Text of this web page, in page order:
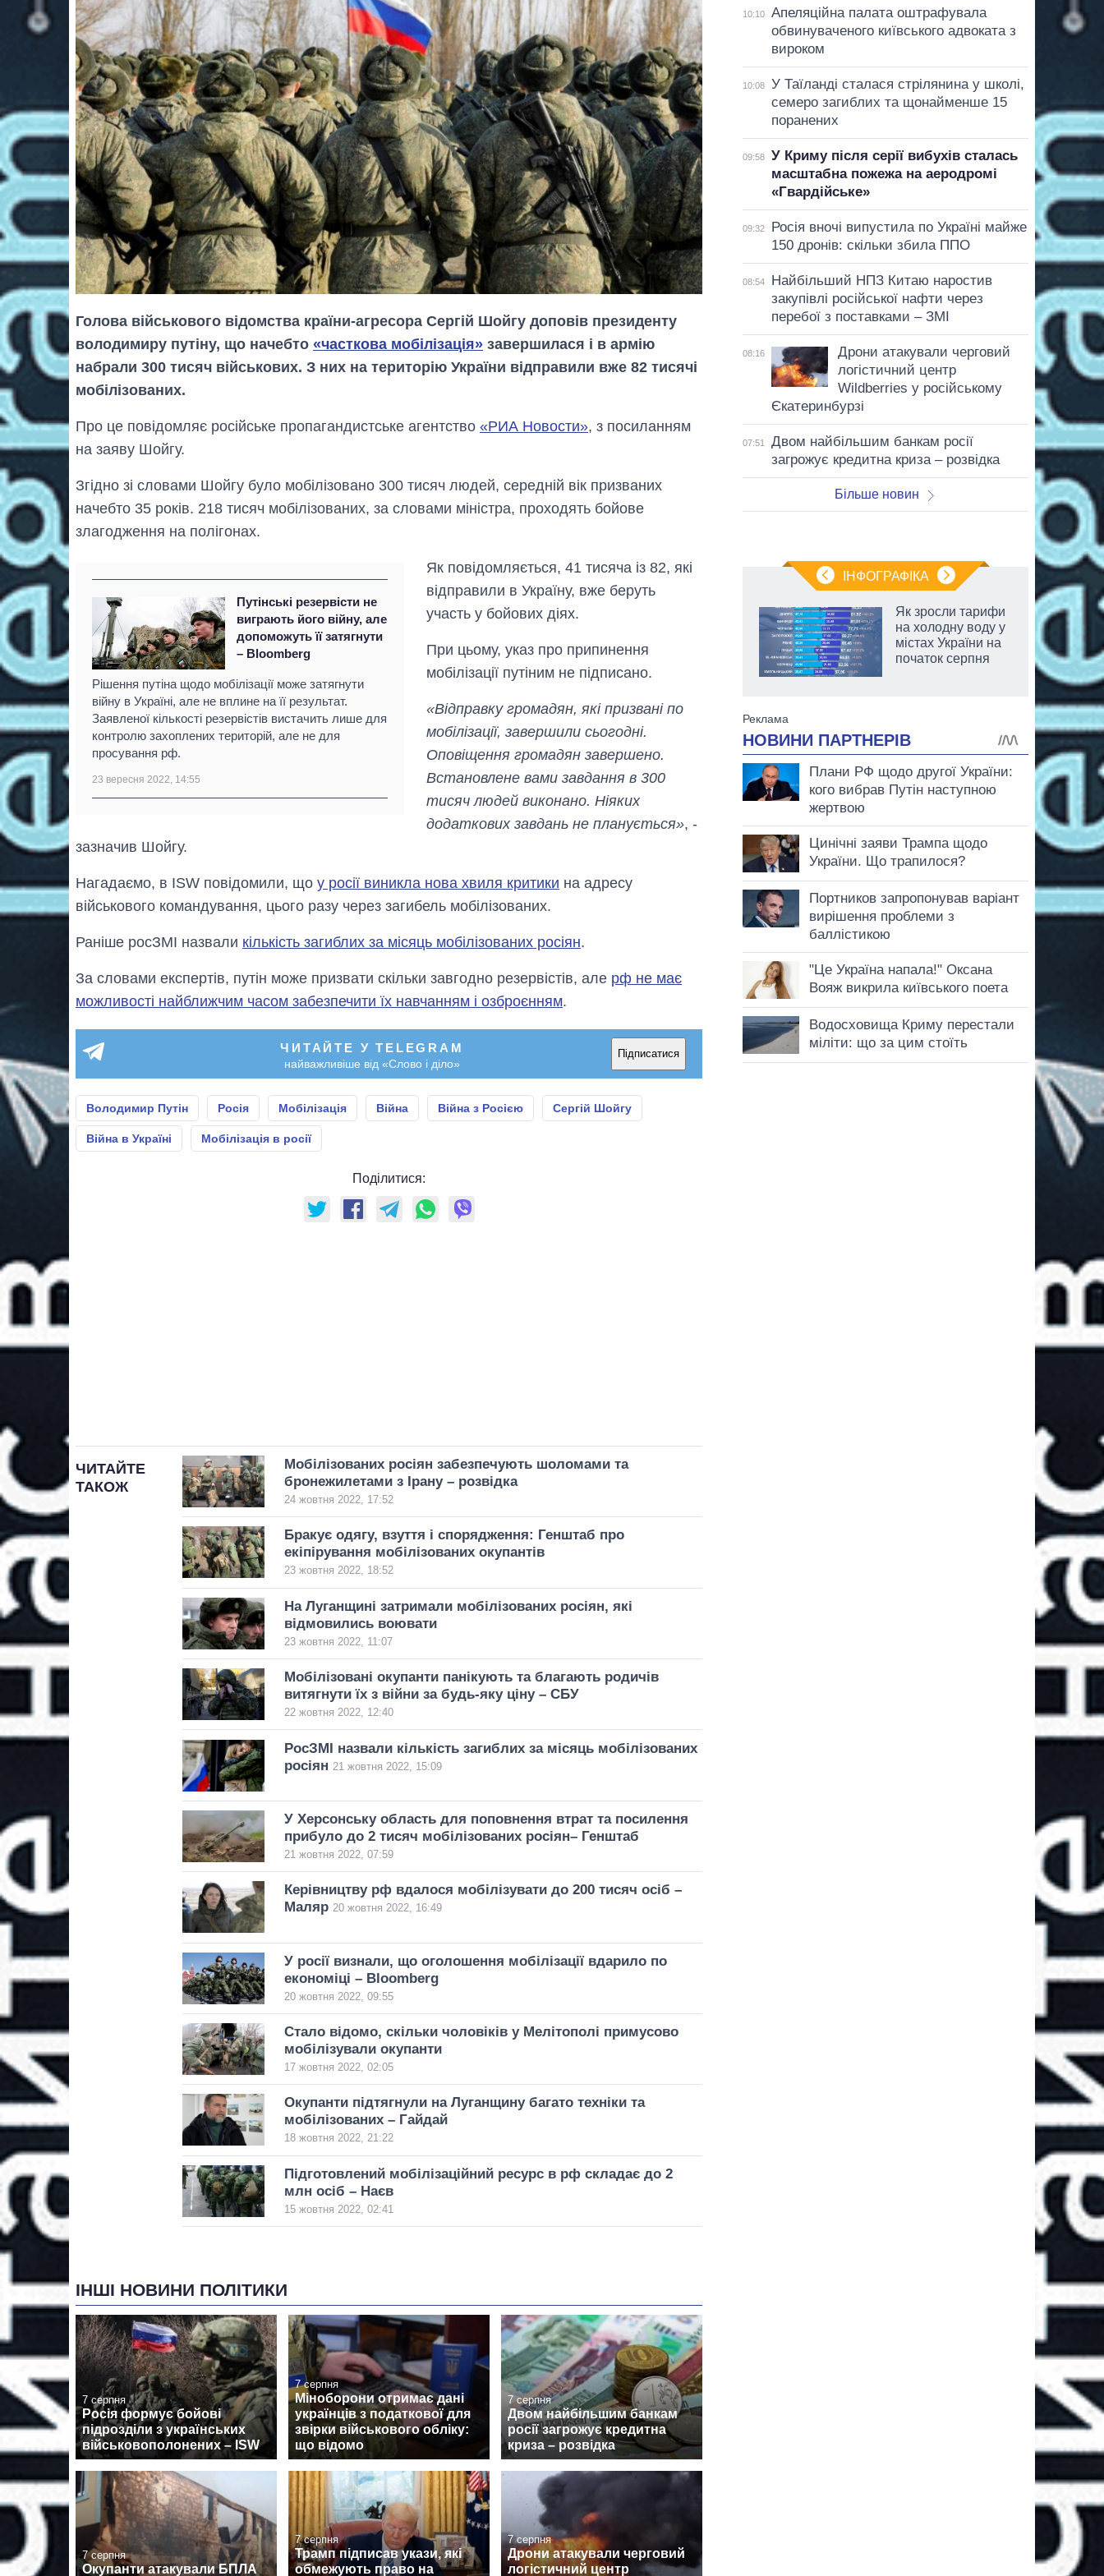
Голова військового відомства країни-агресора Сергій Шойгу доповів президенту
володимиру путіну, що начебто «часткова мобілізація» завершилася і в армію
набрали 300 тисяч військових. З них на територію України відправили вже 82 тисячі
мобілізованих.
Про це повідомляє російське пропагандистське агентство «РИА Новости», з посиланням
на заяву Шойгу.
Згідно зі словами Шойгу було мобілізовано 300 тисяч людей, середній вік призваних
начебто 35 років. 218 тисяч мобілізованих, за словами міністра, проходять бойове
злагодження на полігонах.
Путінські резервісти не
виграють його війну, але
допоможуть її затягнути
– Bloomberg
Рішення путіна щодо мобілізації може затягнути
війну в Україні, але не вплине на її результат.
Заявленої кількості резервістів вистачить лише для
контролю захоплених територій, але не для
просування рф.
23 вересня 2022, 14:55
Як повідомляється, 41 тисяча із 82, які
відправили в Україну, вже беруть
участь у бойових діях.
При цьому, указ про припинення
мобілізації путіним не підписано.
«Відправку громадян, які призвані по
мобілізації, завершили сьогодні.
Оповіщення громадян завершено.
Встановлене вами завдання в 300
тисяч людей виконано. Ніяких
додаткових завдань не планується», -
зазначив Шойгу.
Нагадаємо, в ISW повідомили, що у росії виникла нова хвиля критики на адресу
військового командування, цього разу через загибель мобілізованих.
Раніше росЗМІ назвали кількість загиблих за місяць мобілізованих росіян.
За словами експертів, путін може призвати скільки завгодно резервістів, але рф не має
можливості найближчим часом забезпечити їх навчанням і озброєнням.
ЧИТАЙТЕ У TELEGRAM
найважливіше від «Слово і діло»
Підписатися
Володимир Путін Росія Мобілізація Війна Війна з Росією Сергій Шойгу
Війна в Україні Мобілізація в росії
Поділитися:
ЧИТАЙТЕ
ТАКОЖ
Мобілізованих росіян забезпечують шоломами та
бронежилетами з Ірану – розвідка
24 жовтня 2022, 17:52
Бракує одягу, взуття і спорядження: Генштаб про
екіпірування мобілізованих окупантів
23 жовтня 2022, 18:52
На Луганщині затримали мобілізованих росіян, які
відмовились воювати
23 жовтня 2022, 11:07
Мобілізовані окупанти панікують та благають родичів
витягнути їх з війни за будь-яку ціну – СБУ
22 жовтня 2022, 12:40
РосЗМІ назвали кількість загиблих за місяць мобілізованих
росіян 21 жовтня 2022, 15:09
У Херсонську область для поповнення втрат та посилення
прибуло до 2 тисяч мобілізованих росіян– Генштаб
21 жовтня 2022, 07:59
Керівництву рф вдалося мобілізувати до 200 тисяч осіб –
Маляр 20 жовтня 2022, 16:49
У росії визнали, що оголошення мобілізації вдарило по
економіці – Bloomberg
20 жовтня 2022, 09:55
Стало відомо, скільки чоловіків у Мелітополі примусово
мобілізували окупанти
17 жовтня 2022, 02:05
Окупанти підтягнули на Луганщину багато техніки та
мобілізованих – Гайдай
18 жовтня 2022, 21:22
Підготовлений мобілізаційний ресурс в рф складає до 2
млн осіб – Наєв
15 жовтня 2022, 02:41
ІНШІ НОВИНИ ПОЛІТИКИ
7 серпня
Росія формує бойові
підрозділи з українських
військовополонених – ISW
7 серпня
Міноборони отримає дані
українців з податкової для
звірки військового обліку:
що відомо
7 серпня
Двом найбільшим банкам
росії загрожує кредитна
криза – розвідка
7 серпня
Окупанти атакували БПЛА
7 серпня
Трамп підписав укази, які
обмежують право на
7 серпня
Дрони атакували черговий
логістичний центр
10:10
Апеляційна палата оштрафувала
обвинуваченого київського адвоката з
вироком
10:08
У Таїланді сталася стрілянина у школі,
семеро загиблих та щонайменше 15
поранених
09:58
У Криму після серії вибухів сталась
масштабна пожежа на аеродромі
«Гвардійське»
09:32
Росія вночі випустила по Україні майже
150 дронів: скільки збила ППО
08:54
Найбільший НПЗ Китаю наростив
закупівлі російської нафти через
перебої з поставками – ЗМІ
08:16
Дрони атакували черговий
логістичний центр
Wildberries у російському
Єкатеринбурзі
07:51
Двом найбільшим банкам росії
загрожує кредитна криза – розвідка
Більше новин
ІНФОГРАФІКА
оборони за 13
років війни з
Як зросли тарифи
на холодну воду у
містах України на
початок серпня